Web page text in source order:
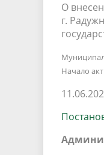
О
г.
Начало